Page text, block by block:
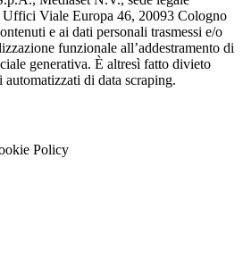
Uffici Viale Europa 46, 20093 Cologno
e ai dati personali trasmessi e/o
funzionale all’addestramento di
generativa. È altresì fatto divieto
automatizzati di data scraping.
Policy